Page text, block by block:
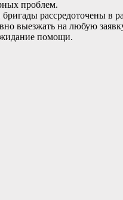
проблем.
рассредоточены в
выезжать на любую
помощи.